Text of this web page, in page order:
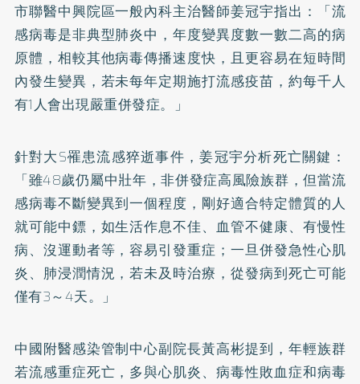
市聯醫中興院區一般內科主治醫師姜冠宇指出：「流
感病毒是非典型肺炎中，年度變異度數一數二高的病
原體，相較其他病毒傳播速度快，且更容易在短時間
內發生變異，若未每年定期施打流感疫苗 ，約每千人
有1人會出現嚴重併發症。」
針對大S罹患流感猝逝事件，姜冠宇分析死亡關鍵：
「雖48歲仍屬中壯年，非併發症高風險族群，但當流
感病毒不斷變異到一個程度，剛好適合特定體質的人
就可能中鏢，如生活作息不佳、血管不健康、有慢性
病、沒運動者等，容易引發重症；一旦併發急性心肌
炎、肺浸潤情況，若未及時治療，從發病到死亡可能
僅有3～4天。」
中國附醫感染管制中心副院長黃高彬提到，年輕族群
若流感重症死亡，多與心肌炎、病毒性敗血症和病毒